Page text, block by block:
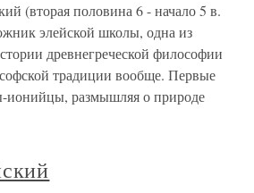
половина 6 - начало 5 в.
элейской школы, одна из
древнегреческой философии
традиции вообще. Первые
ионийцы, размышляя о природе